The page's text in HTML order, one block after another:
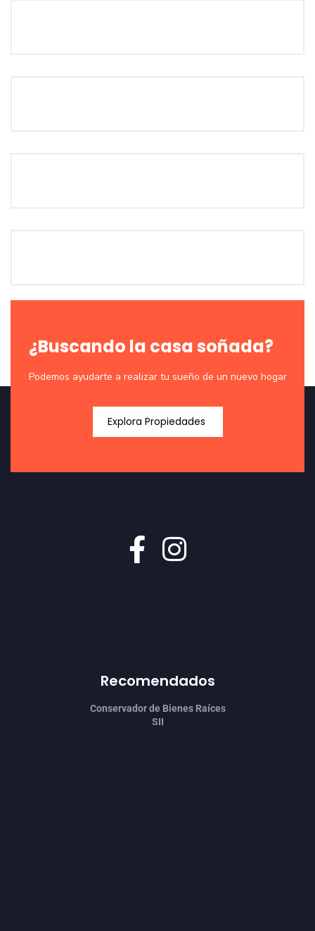
¿Buscando la casa soñada?
Podemos ayudarte a realizar tu sueño de un nuevo hogar
Explora Propiedades
Recomendados
Conservador de Bienes Raíces
SII